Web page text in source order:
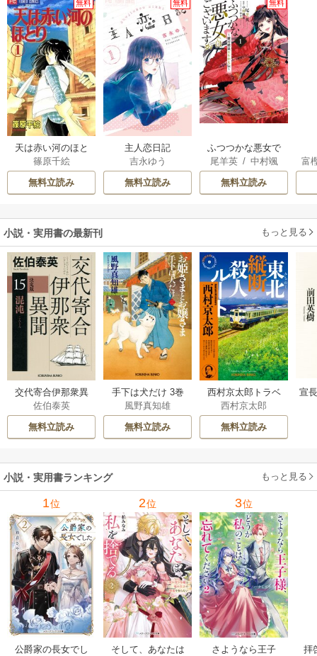
無料
天は赤い河のほと
り
篠原千絵
無料立読み
無料
主人恋日記
吉永ゆう
無料立読み
無料
ふつつかな悪女で
はございますが ～
雛宮蝶鼠とりかえ
伝～
尾羊英/ 中村颯
希
/ ゆき哉
無料立読み
富
小説・実用書の最新刊 もっと見る
交代寄合伊那衆異
聞 15巻
佐伯泰英
無料立読み
手下は犬だけ 3巻
風野真知雄
無料立読み
西村京太郎トラベ
ルミステリー・セ
レクション 2巻
西村京太郎
無料立読み
宣
小説・実用書ランキング もっと見る
1位
公爵家の長女でし
2位
そして、あなたは
3位
さようなら王子
拝